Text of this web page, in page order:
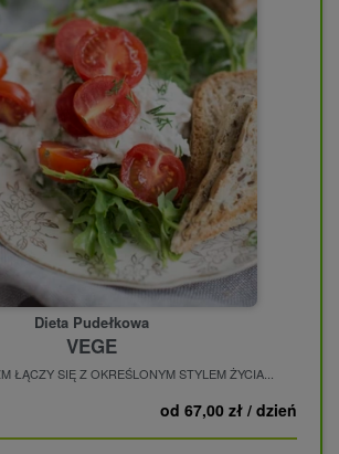
Dieta Pudełkowa
VEGE
ŁĄCZY SIĘ Z OKREŚLONYM STYLEM ŻYCIA...
od 67,00 zł / dzień